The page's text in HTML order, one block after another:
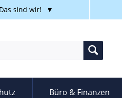
Das sind wir! ▼
Büro & Finanzen